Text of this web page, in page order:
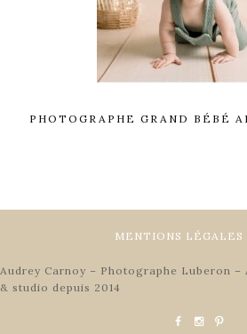
PHOTOGRAPHE GRAND BÉBÉ
MENTIONS LÉGALES
Audrey Carnoy – Photographe Luberon
& studio depuis 2014